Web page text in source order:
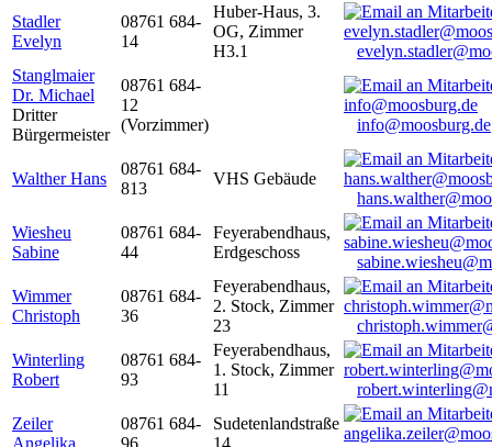
Stadler
Evelyn
08761 684-
14
Huber-Haus, 3.
OG, Zimmer
H3.1
Stanglmaier
Dr. Michael
Dritter
Bürgermeister
08761 684-
12
(Vorzimmer)
info@moosburg.de
Walther Hans
08761 684-
813
VHS Gebäude
Wiesheu
Sabine
08761 684-
44
Feyerabendhaus,
Erdgeschoss
Wimmer
Christoph
08761 684-
36
Feyerabendhaus,
2. Stock, Zimmer
23
Winterling
Robert
08761 684-
93
Feyerabendhaus,
1. Stock, Zimmer
11
Zeiler
Angelika
08761 684-
96
Sudetenlandstraße
14